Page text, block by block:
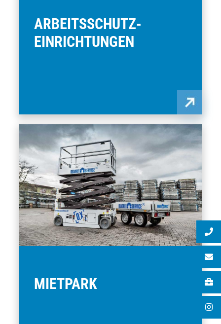
ARBEITSSCHUTZ-
EINRICHTUNGEN
MIETPARK